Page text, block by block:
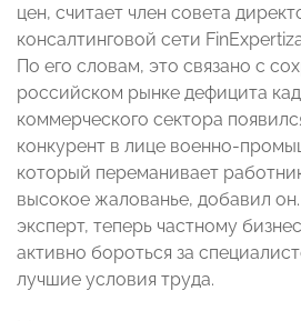
цен, считает член совета
консалтинговой сети
По его словам, это связано с
российском рынке дефицита
коммерческого сектора
конкурент в лице военно-
который переманивает
высокое жалованье, добавил
эксперт, теперь частному
активно бороться за
лучшие условия труда.